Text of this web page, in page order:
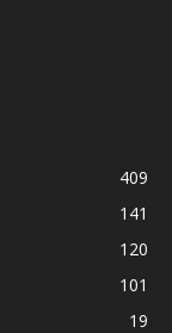
409
141
120
101
19